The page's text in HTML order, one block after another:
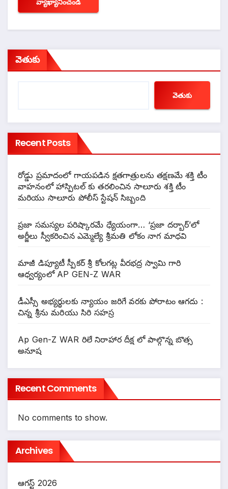
వెతుకు
వెతుకు
Recent Posts
రోడ్డు ప్రమాదంలో గాయపడిన క్షతగాత్రులను తక్షణమే శక్తి టీం
వాహనంలో హాస్పిటల్ కు తరలించిన సాలూరు శక్తి టీం
మరియు సాలూరు పోలీస్ స్టేషన్ సిబ్బంది
ప్రజా సమస్యల పరిష్కారమే ధ్యేయంగా… ‘ప్రజా దర్బార్’లో
అర్జీలు స్వీకరించిన ఎమ్మెల్యే శ్రీమతి లోకం నాగ మాధవి
మాజీ డిప్యూటీ స్పీకర్ శ్రీ కోలగట్ల వీరభద్ర స్వామి గారి
ఆధ్వర్యంలో AP GEN-Z WAR
డీఎస్సీ అభ్యర్థులకు న్యాయం జరిగే వరకు పోరాటం ఆగదు :
చిన్న శ్రీను మరియు సిరి సహస్ర
Ap Gen-Z WAR రిలే నిరాహార దీక్ష లో పాల్గొన్న బొత్స
అనూష
Recent Comments
No comments to show.
Archives
ఆగస్ట్ 2026